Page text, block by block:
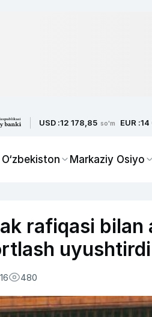
USD :12 178,85 so'm EUR :14
O‘zbekiston Markaziy Osiyo
rafiqasi bilan
uyushtirdi
480